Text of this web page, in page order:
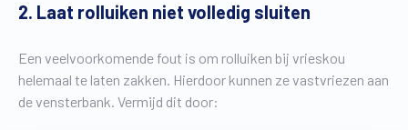
2. Laat rolluiken niet volledig sluiten
Een veelvoorkomende fout is om rolluiken bij vrieskou
helemaal te laten zakken. Hierdoor kunnen ze vastvriezen aan
de vensterbank. Vermijd dit door: